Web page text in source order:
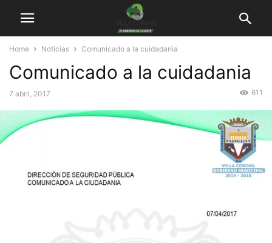
Home Noticias Comunicado a la cuidadania
Comunicado a la cuidadania
7 abril, 2017 611